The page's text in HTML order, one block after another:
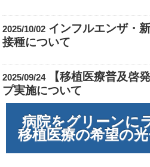
2025/10/02 インフルエンザ・
接種について
2025/09/24
【移植医療普及啓
プ実施について
病院をグリーンに
移植医療の希望の